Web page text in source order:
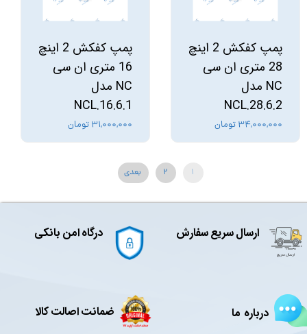
پمپ کفکش 2 اینچ
28 متری ان سی
NC مدل
NCL.28.6.2
۳۴,۰۰۰,۰۰۰ تومان
پمپ کفکش 2 اینچ
16 متری ان سی
NC مدل
NCL.16.6.1
۳۱,۰۰۰,۰۰۰ تومان
۱ ۲ بعدی
ارسال سریع سفارش درگاه امن بانکی
درباره ما ضمانت اصالت کالا